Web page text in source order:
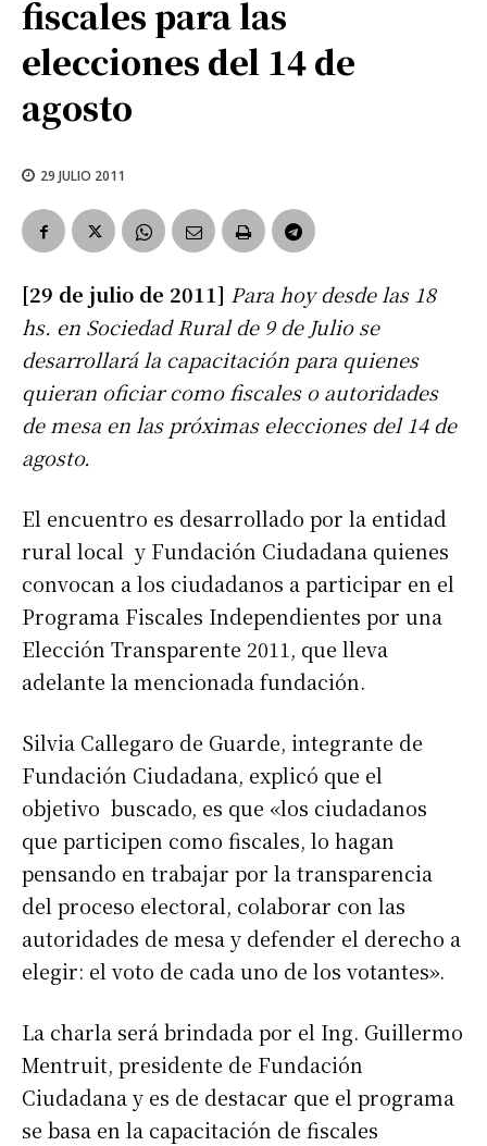
fiscales para las
elecciones del 14 de
agosto
29 JULIO 2011
[29 de julio de 2011] Para hoy desde las 18
hs. en Sociedad Rural de 9 de Julio se
desarrollará la capacitación para quienes
quieran oficiar como fiscales o autoridades
de mesa en las próximas elecciones del 14 de
agosto.
El encuentro es desarrollado por la entidad
rural local y Fundación Ciudadana quienes
convocan a los ciudadanos a participar en el
Programa Fiscales Independientes por una
Elección Transparente 2011, que lleva
adelante la mencionada fundación.
Silvia Callegaro de Guarde, integrante de
Fundación Ciudadana, explicó que el
objetivo buscado, es que «los ciudadanos
que participen como fiscales, lo hagan
pensando en trabajar por la transparencia
del proceso electoral, colaborar con las
autoridades de mesa y defender el derecho a
elegir: el voto de cada uno de los votantes».
La charla será brindada por el Ing. Guillermo
Mentruit, presidente de Fundación
Ciudadana y es de destacar que el programa
se basa en la capacitación de fiscales